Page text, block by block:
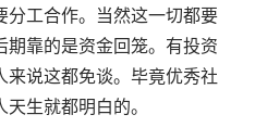
分工合作。当然这一切都要
期靠的是资金回笼。有投资
来说这都免谈。毕竟优秀社
生就都明白的。